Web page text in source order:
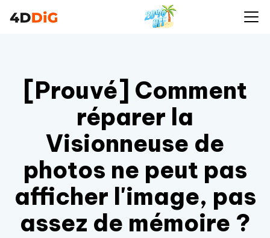
[Prouvé] Comment
réparer la
Visionneuse de
photos ne peut pas
afficher l'image, pas
assez de mémoire ?